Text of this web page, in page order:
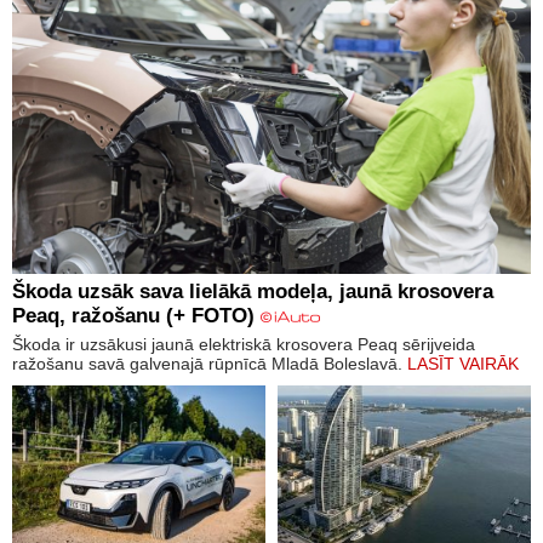
Škoda uzsāk sava lielākā modeļa, jaunā krosovera
Peaq, ražošanu (+ FOTO)
Škoda ir uzsākusi jaunā elektriskā krosovera Peaq sērijveida
ražošanu savā galvenajā rūpnīcā Mladā Boleslavā. LASĪT VAIRĀK